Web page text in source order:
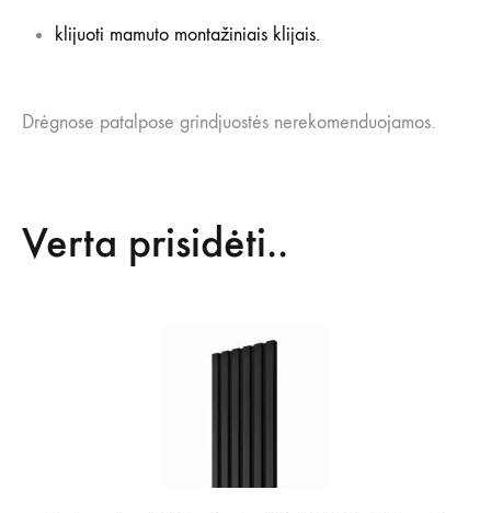
klijuoti mamuto montažiniais klijais.
Drėgnose patalpose grindjuostės nerekomenduojamos.
Verta prisidėti..